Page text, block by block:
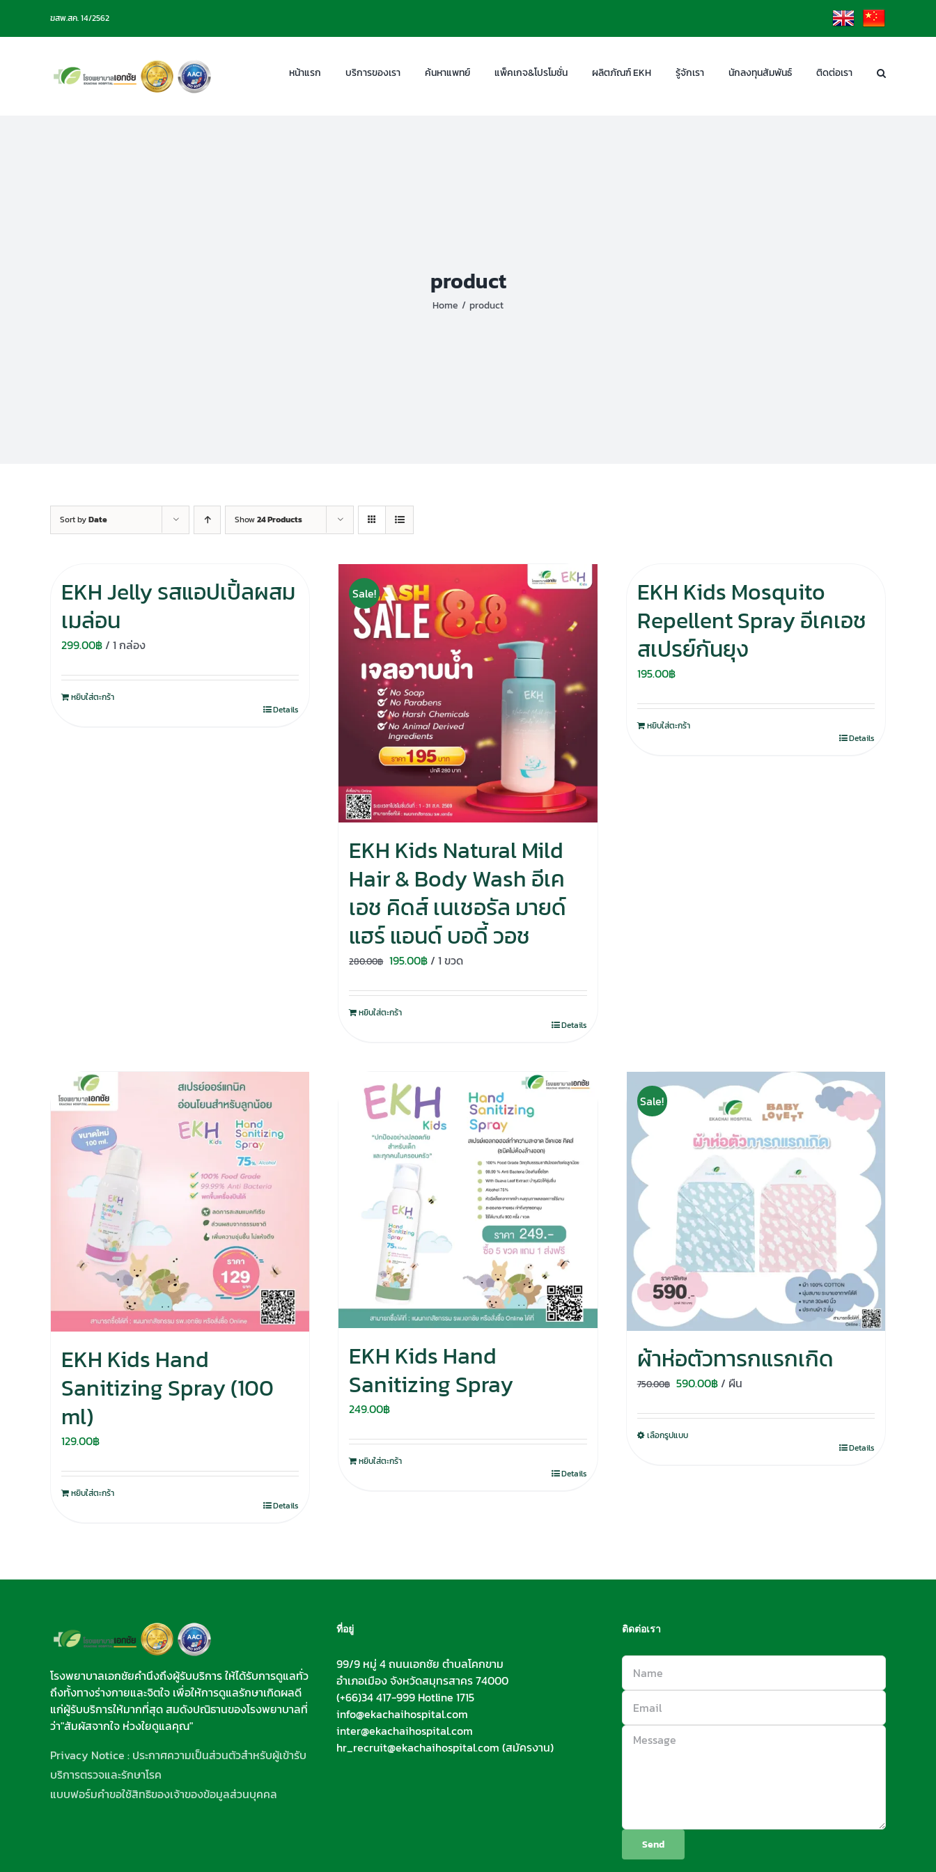
ฆสพ.สค. 14/2562 EN CN
หน้าแรก บริการของเรา ค้นหาแพทย์ แพ็คเกจ&โปรโมชั่น ผลิตภัณฑ์ EKH รู้จักเรา นักลงทุนสัมพันธ์ ติดต่อเรา
product
Home product
Sort byDate Show24 Products
EKH Jelly รสแอปเปิ้ลผสม
เมล่อน
299.00฿/ 1 กล่อง
หยิบใส่ตะกร้า
Details
Sale!
EKH Kids Natural Mild
Hair & Body Wash อีเค
เอช คิดส์ เนเชอรัล มายด์
แฮร์ แอนด์ บอดี้ วอช
280.00฿ Original
was:
280.00฿.
195.00฿Current
is:
/ 1 ขวด
หยิบใส่ตะกร้า
Details
EKH Kids Mosquito
Repellent Spray อีเคเอช
สเปรย์กันยุง
195.00฿
หยิบใส่ตะกร้า
Details
EKH Kids Hand
Sanitizing Spray (100
ml)
129.00฿
หยิบใส่ตะกร้า
Details
EKH Kids Hand
Sanitizing Spray
249.00฿
หยิบใส่ตะกร้า
Details
Sale!
ผ้าห่อตัวทารกแรกเกิด
750.00฿ Original
was:
750.00฿.
590.00฿Current
is:
/ ผืน
เลือกรูปแบบ
Details
โรงพยาบาลเอกชัยคำนึงถึงผู้รับบริการ ให้ได้รับการดูแลทั่ว
ถึงทั้งทางร่างกายและจิตใจ เพื่อให้การดูแลรักษาเกิดผลดี
แก่ผู้รับบริการให้มากที่สุด สมดังปณิธานของโรงพยาบาลที่
ว่า"สัมผัสจากใจ ห่วงใยดูแลคุณ"
Privacy Notice : ประกาศความเป็นส่วนตัวสำหรับผู้เข้ารับ
บริการตรวจและรักษาโรค
แบบฟอร์มคำขอใช้สิทธิของเจ้าของข้อมูลส่วนบุคคล
ที่อยู่
99/9 หมู่ 4 ถนนเอกชัย ตำบลโคกขาม
อำเภอเมือง จังหวัดสมุทรสาคร 74000
(+66)34 417-999 Hotline 1715
info@ekachaihospital.com
inter@ekachaihospital.com
hr_recruit@ekachaihospital.com (สมัครงาน)
ติดต่อเรา